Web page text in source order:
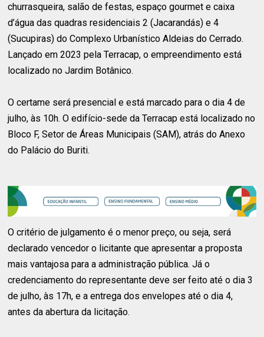
churrasqueira, salão de festas, espaço gourmet e caixa
d’água das quadras residenciais 2 (Jacarandás) e 4
(Sucupiras) do Complexo Urbanístico Aldeias do Cerrado.
Lançado em 2023 pela Terracap, o empreendimento está
localizado no Jardim Botânico.
O certame será presencial e está marcado para o dia 4 de
julho, às 10h. O edifício-sede da Terracap está localizado no
Bloco F, Setor de Áreas Municipais (SAM), atrás do Anexo
do Palácio do Buriti.
O critério de julgamento é o menor preço, ou seja, será
declarado vencedor o licitante que apresentar a proposta
mais vantajosa para a administração pública. Já o
credenciamento do representante deve ser feito até o dia 3
de julho, às 17h, e a entrega dos envelopes até o dia 4,
antes da abertura da licitação.